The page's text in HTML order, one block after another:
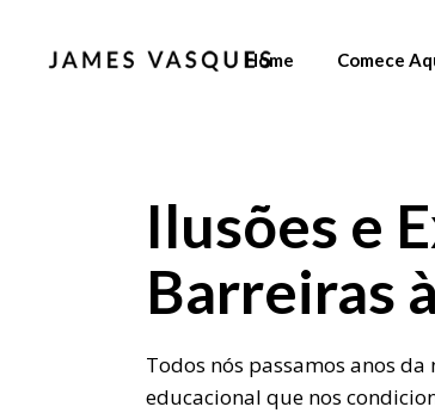
Home Comece
Ilusões e
Barreiras
Todos nós passamos anos
educacional que nos